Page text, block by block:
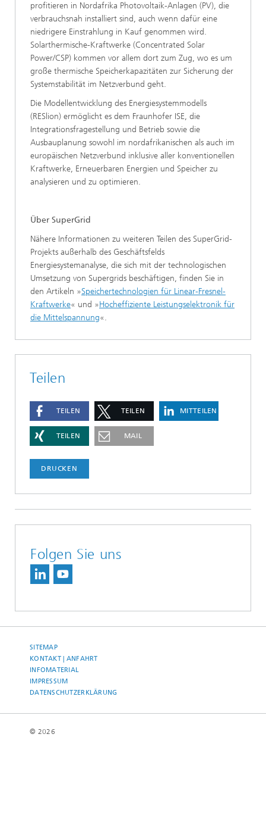
profitieren in Nordafrika Photovoltaik-Anlagen (PV), die
verbrauchsnah installiert sind, auch wenn dafür eine
niedrigere Einstrahlung in Kauf genommen wird.
Solarthermische-Kraftwerke (Concentrated Solar
Power/CSP) kommen vor allem dort zum Zug, wo es um
große thermische Speicherkapazitäten zur Sicherung der
Systemstabilität im Netzverbund geht.
Die Modellentwicklung des Energiesystemmodells
(RESlion) ermöglicht es dem Fraunhofer ISE, die
Integrationsfragestellung und Betrieb sowie die
Ausbauplanung sowohl im nordafrikanischen als auch im
europäischen Netzverbund inklusive aller konventionellen
Kraftwerke, Erneuerbaren Energien und Speicher zu
analysieren und zu optimieren.
Über SuperGrid
Nähere Informationen zu weiteren Teilen des SuperGrid-
Projekts außerhalb des Geschäftsfelds
Energiesystemanalyse, die sich mit der technologischen
Umsetzung von Supergrids beschäftigen, finden Sie in
den Artikeln »Speichertechnologien für Linear-Fresnel-
Kraftwerke« und »Hocheffiziente Leistungselektronik für
die Mittelspannung«.
Teilen
TEILEN TEILEN MITTEILEN
TEILEN MAIL
DRUCKEN
Folgen Sie uns
SITEMAP
KONTAKT | ANFAHRT
INFOMATERIAL
IMPRESSUM
DATENSCHUTZERKLÄRUNG
© 2026